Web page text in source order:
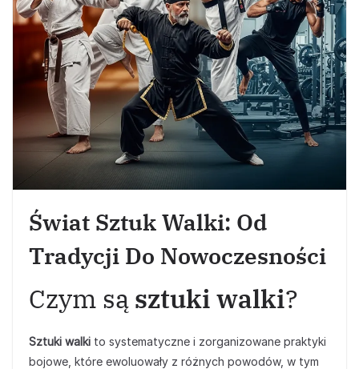
Świat Sztuk Walki: Od
Tradycji Do Nowoczesności
Czym sąsztuki walki?
Sztuki walki to systematyczne i zorganizowane praktyki
bojowe, które ewoluowały z różnych powodów, w tym